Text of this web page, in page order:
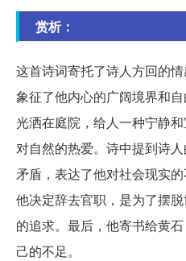
赏析：
这首诗词寄托了诗人方回的
象征了他内心的广阔境界和
光洒在庭院，给人一种宁静
对自然的热爱。诗中提到诗
矛盾，表达了他对社会现实
他决定辞去官职，是为了摆
的追求。最后，他寄书给黄
己的不足。